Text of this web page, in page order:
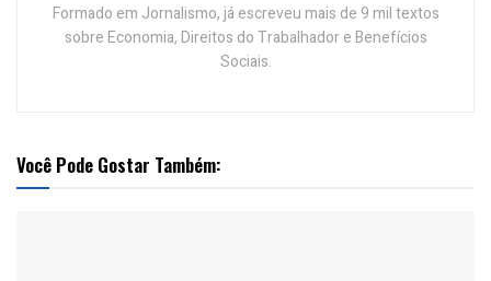
Formado em Jornalismo, já escreveu mais de 9 mil textos
sobre Economia, Direitos do Trabalhador e Benefícios
Sociais.
Você Pode Gostar Também: